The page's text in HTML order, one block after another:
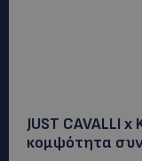
JUST CAVALLI
κομψότητα